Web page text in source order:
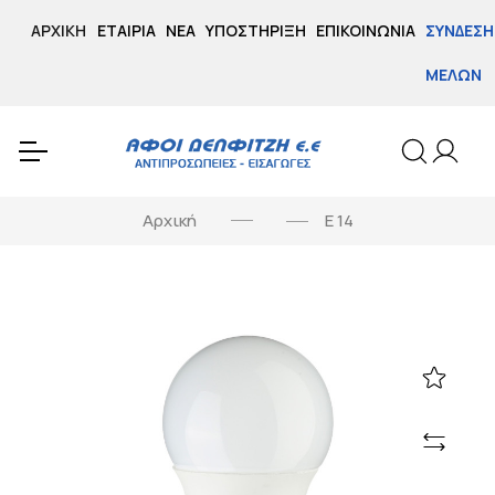
ΑΡΧΙΚΉ ΕΤΑΙΡΊΑ ΝΈΑ ΥΠΟΣΤΉΡΙΞΗ ΕΠΙΚΟΙΝΩΝΊΑ ΣΎΝΔΕΣΗ
ΜΕΛΏΝ
Αρχική Ε 14